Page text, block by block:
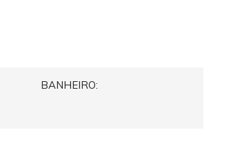
BANHEIRO: